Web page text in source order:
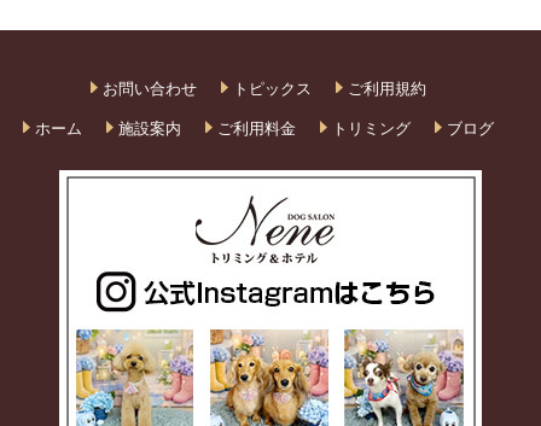
お問い合わせ トピックス ご利用規約
ホーム 施設案内 ご利用料金 トリミング ブログ